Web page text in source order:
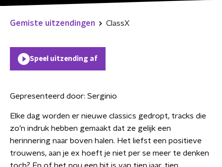
Gemiste uitzendingen ClassX
Speel uitzending af
Gepresenteerd door: Serginio
Elke dag worden er nieuwe classics gedropt, tracks die
zo’n indruk hebben gemaakt dat ze gelijk een
herinnering naar boven halen. Het liefst een positieve
trouwens, aan je ex hoeft je niet per se meer te denken